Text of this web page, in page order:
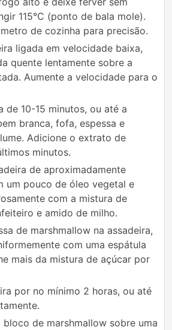
115°C (ponto de bala mole).
de cozinha para precisão.
ligada em velocidade baixa,
quente lentamente sobre a
Aumente a velocidade para o
de 10-15 minutos, ou até a
branca, fofa, espessa e
Adicione o extrato de
minutos.
de aproximadamente
um pouco de óleo vegetal e
com a mistura de
e amido de milho.
de marshmallow na assadeira,
com uma espátula
mais da mistura de açúcar por
por no mínimo 2 horas, ou até
bloco de marshmallow sobre uma